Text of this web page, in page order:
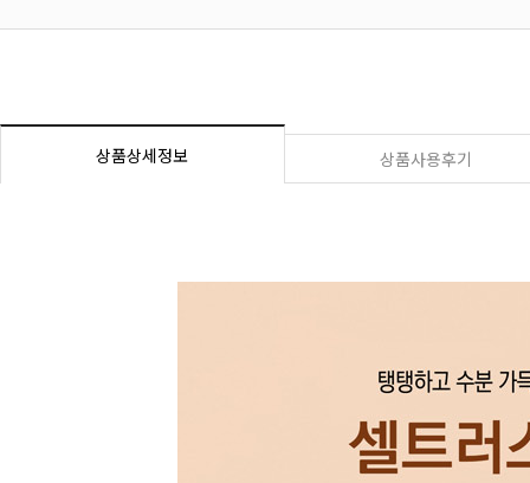
상품상세정보 상품사용후기